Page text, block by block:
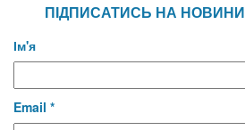
ПІДПИСАТИСЬ НА НОВИНИ
Ім'я
Email *